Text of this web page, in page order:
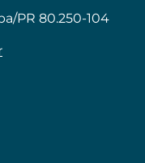
PR 80.250-104